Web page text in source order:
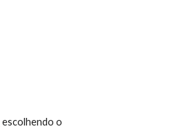
escolhendo o